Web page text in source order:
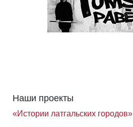
Наши проекты
«Истории латгальских городов»